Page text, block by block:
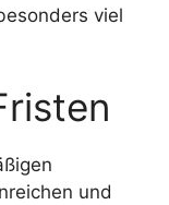
viel
und